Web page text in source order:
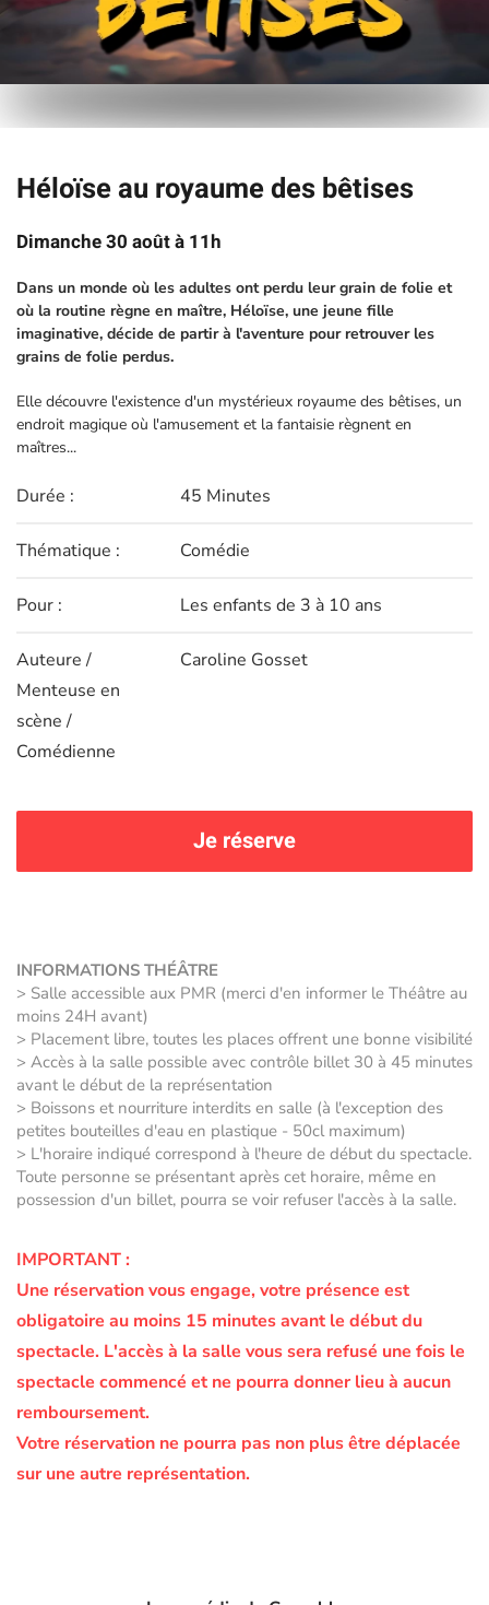
Héloïse au royaume des bêtises
Dimanche 30 août à 11h
Dans un monde où les adultes ont perdu leur grain de folie et
où la routine règne en maître, Héloïse, une jeune fille
imaginative, décide de partir à l'aventure pour retrouver les
grains de folie perdus.
Elle découvre l'existence d'un mystérieux royaume des bêtises, un
endroit magique où l'amusement et la fantaisie règnent en
maîtres...
Durée : 45 Minutes
Thématique : Comédie
Pour : Les enfants de 3 à 10 ans
Auteure /
Menteuse en
scène /
Comédienne
Caroline Gosset
Je réserve
INFORMATIONS THÉÂTRE
> Salle accessible aux PMR (merci d'en informer le Théâtre au
moins 24H avant)
> Placement libre, toutes les places offrent une bonne visibilité
> Accès à la salle possible avec contrôle billet 30 à 45 minutes
avant le début de la représentation
> Boissons et nourriture interdits en salle (à l'exception des
petites bouteilles d'eau en plastique - 50cl maximum)
> L'horaire indiqué correspond à l'heure de début du spectacle.
Toute personne se présentant après cet horaire, même en
possession d'un billet, pourra se voir refuser l'accès à la salle.
IMPORTANT :
Une réservation vous engage, votre présence est
obligatoire au moins 15 minutes avant le début du
spectacle. L'accès à la salle vous sera refusé une fois le
spectacle commencé et ne pourra donner lieu à aucun
remboursement.
Votre réservation ne pourra pas non plus être déplacée
sur une autre représentation.